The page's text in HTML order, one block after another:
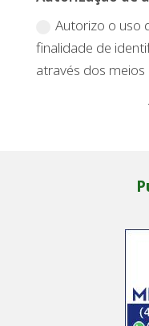
Autorizo o uso
finalidade de
através dos